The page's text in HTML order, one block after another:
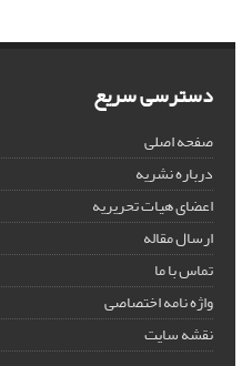
دسترسی سریع
صفحه اصلی
درباره نشریه
اعضای هیات تحریریه
ارسال مقاله
تماس با ما
واژه نامه اختصاصی
نقشه سایت